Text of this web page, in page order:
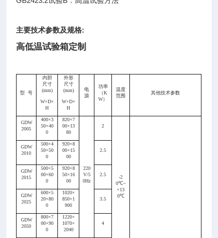
主要技术参数及规格:
高低温试验箱定制
型 号
内胆
尺寸
(mm)
W×D×
H
外形
尺寸
(mm)
W×D×
H
电
源
功率
（K
W）
温度
范围
其他技术参数
GDW
2005
400×3
50×40
0
820×7
00×13
80
220
V/5
0Hz
2
-2
0℃~
+13
0℃
GDW
2010
500×4
50×50
0
920×8
00×15
00
2.5
GDW
2015
500×5
00×60
0
920×8
50×16
00
2.5
GDW
2025
600×5
20×80
0
1020×
850×1
900
3.5
GDW
2050
800×7
00×90
0
1220×
1070×
2040
4